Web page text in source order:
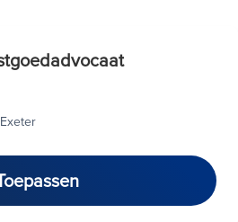
Exeter